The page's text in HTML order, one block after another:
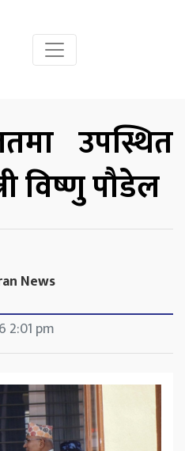
उपस्थित
विष्णु पौडेल
News
2:01 pm